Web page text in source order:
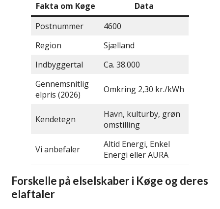
Fakta om Køge
Data
Postnummer
4600
Region
Sjælland
Indbyggertal
Ca. 38.000
Gennemsnitlig
elpris (2026)
Omkring 2,30 kr./kWh
Kendetegn
Havn, kulturby, grøn
omstilling
Vi anbefaler
Altid Energi, Enkel
Energi eller AURA
Forskelle på elselskaber i Køge og deres
elaftaler